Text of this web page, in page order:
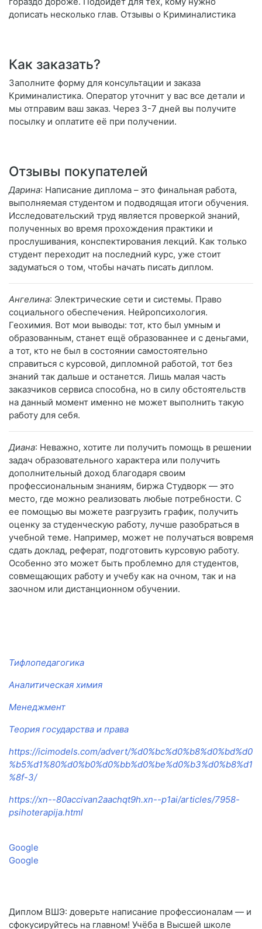
дописать несколько глав. Отзывы о Криминалистика
Как заказать?
Заполните форму для консультации и заказа
Криминалистика. Оператор уточнит у вас все детали и
мы отправим ваш заказ. Через 3-7 дней вы получите
посылку и оплатите её при получении.
Отзывы покупателей
Дарина: Написание диплома – это финальная работа,
выполняемая студентом и подводящая итоги обучения.
Исследовательский труд является проверкой знаний,
полученных во время прохождения практики и
прослушивания, конспектирования лекций. Как только
студент переходит на последний курс, уже стоит
задуматься о том, чтобы начать писать диплом.
Ангелина: Электрические сети и системы. Право
социального обеспечения. Нейропсихология.
Геохимия. Вот мои выводы: тот, кто был умным и
образованным, станет ещё образованнее и с деньгами,
а тот, кто не был в состоянии самостоятельно
справиться с курсовой, дипломной работой, тот без
знаний так дальше и останется. Лишь малая часть
заказчиков сервиса способна, но в силу обстоятельств
на данный момент именно не может выполнить такую
работу для себя.
Диана: Неважно, хотите ли получить помощь в решении
задач образовательного характера или получить
дополнительный доход благодаря своим
профессиональным знаниям, биржа Студворк — это
место, где можно реализовать любые потребности. С
ее помощью вы можете разгрузить график, получить
оценку за студенческую работу, лучше разобраться в
учебной теме. Например, может не получаться вовремя
сдать доклад, реферат, подготовить курсовую работу.
Особенно это может быть проблемно для студентов,
совмещающих работу и учебу как на очном, так и на
заочном или дистанционном обучении.
Тифлопедагогика
Аналитическая химия
Менеджмент
Теория государства и права
https://icimodels.com/advert/%d0%bc%d0%b8%d0%bd%d0
%b5%d1%80%d0%b0%d0%bb%d0%be%d0%b3%d0%b8%d1
%8f-3/
https://xn--80accivan2aachqt9h.xn--p1ai/articles/7958-
psihoterapija.html
Google
Google
Диплом ВШЭ: доверьте написание профессионалам — и
сфокусируйтесь на главном! Учёба в Высшей школе